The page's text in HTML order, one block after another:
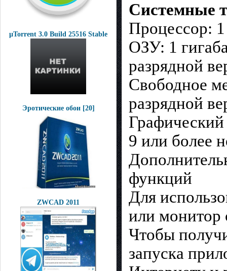
µTorrent 3.0 Build 25516 Stable
Эротические обои [20]
ZWCAD 2011
Системные
Процессор:
ОЗУ: 1
разрядной
Свободное
разрядной
9 или более
функций
Для
или монитор
Чтобы
запуска